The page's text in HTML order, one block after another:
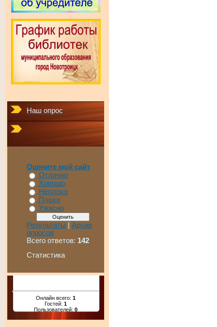
Наш опрос
Оцените мой сайт
Отлично
Хорошо
Неплохо
Плохо
Ужасно
Результаты | Архив
опросов
Всего ответов: 142
Статистика
Онлайн всего: 1
Гостей: 1
Пользователей: 0